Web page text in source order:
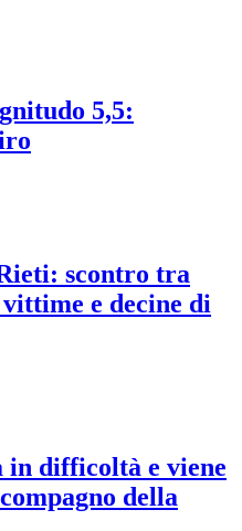
5,5:
scontro tra
vittime e decine di
in difficoltà e viene
della